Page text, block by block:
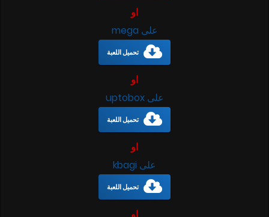
او
على mega
تحميل اللعبة
او
على uptobox
تحميل اللعبة
او
على kbagi
تحميل اللعبة